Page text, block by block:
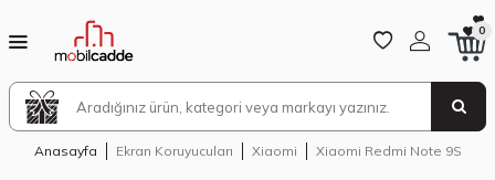
0
Anasayfa Ekran Koruyucuları Xiaomi Xiaomi Redmi Note 9S